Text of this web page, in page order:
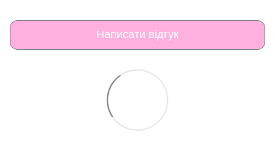
Написати відгук